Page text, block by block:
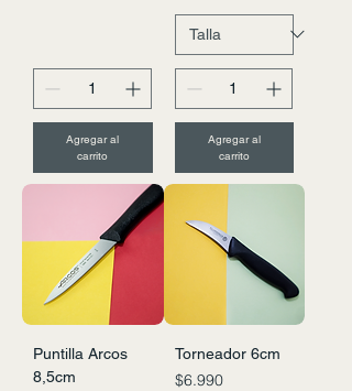
Agregar al
carrito
Agregar al
carrito
Puntilla Arcos
8,5cm
Torneador 6cm
Precio
$6.990